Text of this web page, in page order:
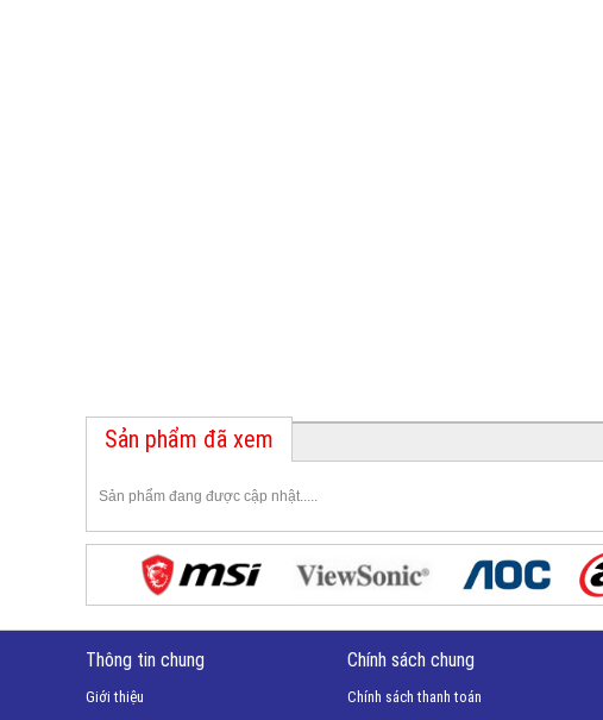
Sản phẩm đã xem
Sản phẩm đang được cập nhật.....
Thông tin chung
Giới thiệu
Chính sách chung
Chính sách thanh toán